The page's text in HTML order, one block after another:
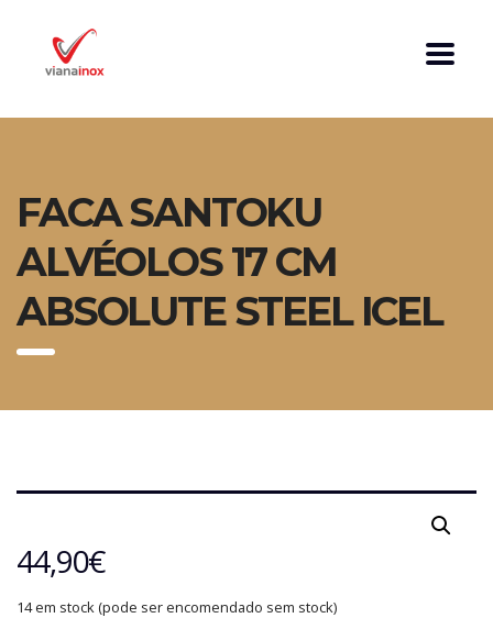
FACA SANTOKU
ALVÉOLOS 17 CM
ABSOLUTE STEEL ICEL
44,90€
14 em stock (pode ser encomendado sem stock)